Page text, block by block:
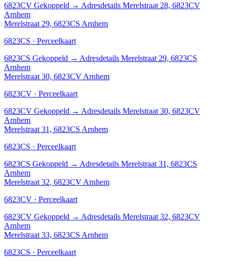
6823CV Gekoppeld → Adresdetails Merelstraat 28, 6823CV
Arnhem
Merelstraat 29, 6823CS Arnhem
6823CS · Perceelkaart
6823CS Gekoppeld → Adresdetails Merelstraat 29, 6823CS
Arnhem
Merelstraat 30, 6823CV Arnhem
6823CV · Perceelkaart
6823CV Gekoppeld → Adresdetails Merelstraat 30, 6823CV
Arnhem
Merelstraat 31, 6823CS Arnhem
6823CS · Perceelkaart
6823CS Gekoppeld → Adresdetails Merelstraat 31, 6823CS
Arnhem
Merelstraat 32, 6823CV Arnhem
6823CV · Perceelkaart
6823CV Gekoppeld → Adresdetails Merelstraat 32, 6823CV
Arnhem
Merelstraat 33, 6823CS Arnhem
6823CS · Perceelkaart